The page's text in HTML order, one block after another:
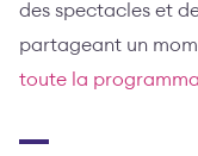
des spectacles et
partageant un
toute la